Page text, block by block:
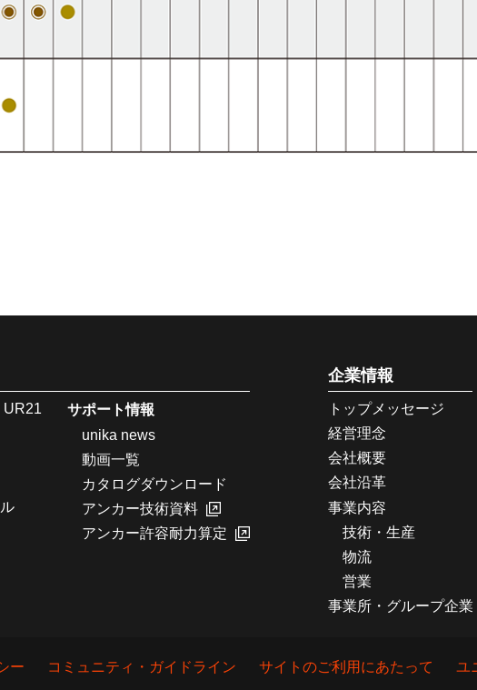
UR21
サポート情報
unika news
動画一覧
カタログダウンロード
アンカー技術資料
アンカー許容耐力算定
企業情報
トップメッセージ
経営理念
会社概要
会社沿革
事業内容
技術・生産
物流
営業
事業所・グループ企業
ー コミュニティ・ガイドライン サイトのご利用にあたって ユ